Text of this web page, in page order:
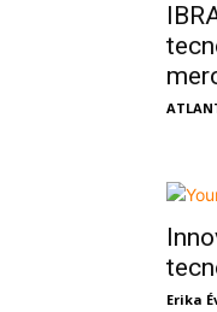
Erika